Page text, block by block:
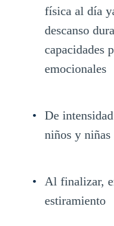
física al día
descanso
capacidades
emocionales
De
niños y niñas
Al finalizar,
estiramiento